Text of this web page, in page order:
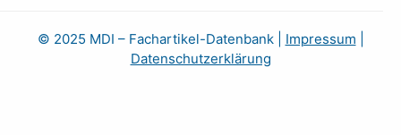
© 2025 MDI – Fachartikel-Datenbank| Impressum
Datenschutzerklärung